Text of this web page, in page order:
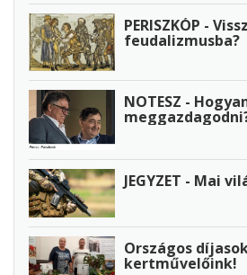
PERISZKÓP -
feudalizmusba?
NOTESZ -
JEGYZET - Mai
Országos
kertművelőink!